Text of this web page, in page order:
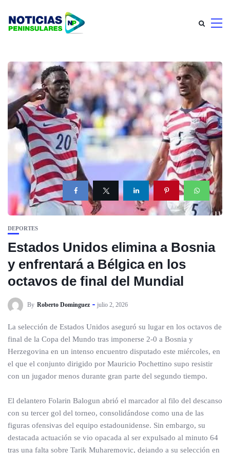
DEPORTES
Estados Unidos elimina a Bosnia
y enfrentará a Bélgica en los
octavos de final del Mundial
By Roberto Dominguez julio 2, 2026
La selección de Estados Unidos aseguró su lugar en los octavos de
final de la Copa del Mundo tras imponerse 2-0 a Bosnia y
Herzegovina en un intenso encuentro disputado este miércoles, en
el que el conjunto dirigido por Mauricio Pochettino supo resistir
con un jugador menos durante gran parte del segundo tiempo.
El delantero Folarin Balogun abrió el marcador al filo del descanso
con su tercer gol del torneo, consolidándose como una de las
figuras ofensivas del equipo estadounidense. Sin embargo, su
destacada actuación se vio opacada al ser expulsado al minuto 64
tras una falta sobre Tarik Muharemovic, dejando a su selección en